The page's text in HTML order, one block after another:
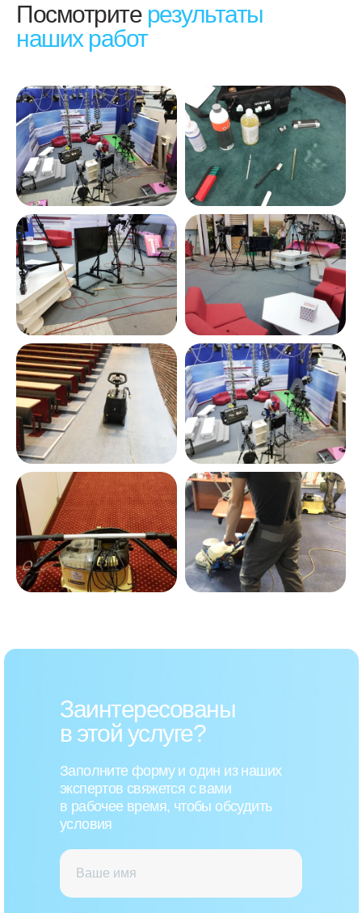
Посмотрите результаты
наших работ
Заинтересованы
в этой услуге?
Заполните форму и один из наших
экспертов свяжется с вами
в рабочее время, чтобы обсудить
условия